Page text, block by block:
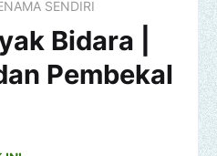
SENDIRI
Bidara |
Pembekal